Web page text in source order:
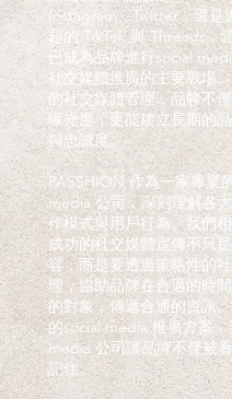
Instagram、Twitter，還是
起的 TikTok 與 Threads，
已成為品牌進行social
社交媒體推廣的主要戰場
的社交媒體管理，品牌不
曝光度，更能建立長期的
與忠誠度。
PASSHION 作為一家專業
media 公司，深刻理解各
作模式與用戶行為。我們
成功的社交媒體宣傳不只
容，而是要透過策略性的
理，協助品牌在合適的時
的對象，傳遞合適的資訊
的social media 推廣方案，
media 公司讓品牌不僅被
記住。